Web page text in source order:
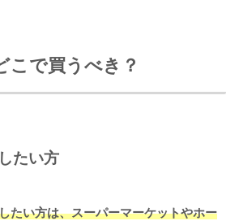
こで買うべき？
たい方
たい方は、スーパーマーケットやホー